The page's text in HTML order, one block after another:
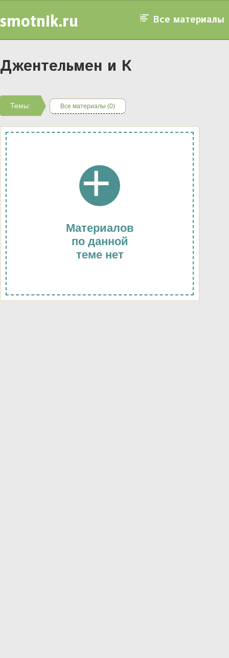
smotnik.ru Все материалы
Джентельмен и К
Темы: Все материалы (0)
+
Материалов
по данной
теме нет